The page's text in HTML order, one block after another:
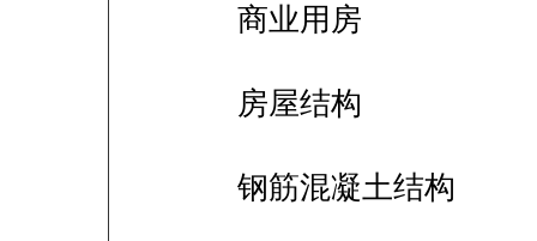
商业用房
房屋结构
钢筋混凝土结构